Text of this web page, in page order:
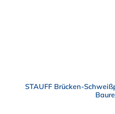
STAUFF Brücken-